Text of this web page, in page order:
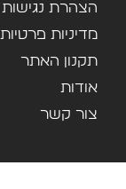
הצהרת נגישות
מדיניות פרטיות
תקנון האתר
אודות
צור קשר